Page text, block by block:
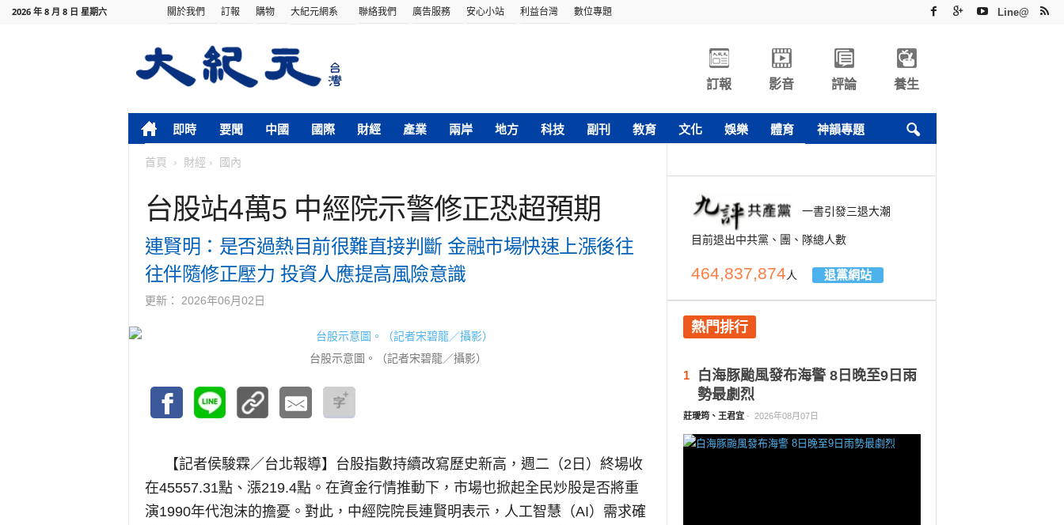
2026 年 8 月 8 日 星期六 關於我們 訂報 購物 大紀元網系 聯絡我們 廣告服務 安心小站 利益台灣 數位專題 Line@
訂報 影音 評論 養生
即時 要聞 中國 國際 財經 產業 兩岸 地方 科技 副刊 教育 文化 娛樂 體育 神韻專題
首頁 財經 國內
台股站4萬5 中經院示警修正恐超預期
連賢明：是否過熱目前很難直接判斷 金融市場快速上漲後往
往伴隨修正壓力 投資人應提高風險意識
更新： 2026年06月02日
台股示意圖。（記者宋碧龍／攝影）
【記者侯駿霖／台北報導】
台股指數持續改寫歷史新高，週二（2日）終場收
在45557.31點、漲219.4點。在資金行情推動下，市場也掀起全民炒股是否將重
演1990年代泡沫的擔憂。對此，中經院院長連賢明表示，人工智慧（AI）需求確
一書引發三退大潮
目前退出中共黨、團、隊總人數
464,837,874人 退黨網站
熱門排行
1
白海豚颱風發布海警 8日晚至9日雨
勢最劇烈
莊璦筠、王君宜 - 2026年08月07日